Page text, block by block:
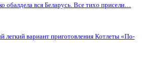
обалдела вся Беларусь. Все тихо присели…
легкий вариант приготовления Котлеты «По-